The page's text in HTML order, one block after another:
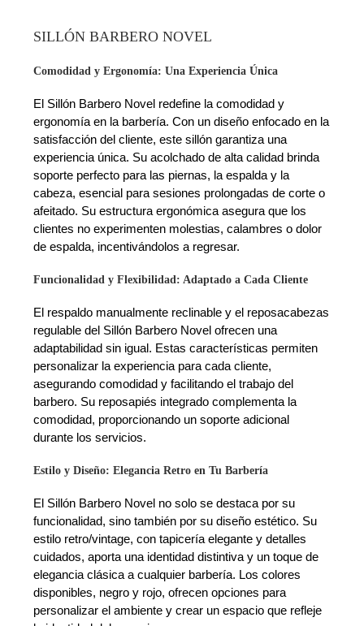
SILLÓN BARBERO NOVEL
Comodidad y Ergonomía: Una Experiencia Única
El Sillón Barbero Novel redefine la comodidad y
ergonomía en la barbería. Con un diseño enfocado en la
satisfacción del cliente, este sillón garantiza una
experiencia única. Su acolchado de alta calidad brinda
soporte perfecto para las piernas, la espalda y la
cabeza, esencial para sesiones prolongadas de corte o
afeitado. Su estructura ergonómica asegura que los
clientes no experimenten molestias, calambres o dolor
de espalda, incentivándolos a regresar.
Funcionalidad y Flexibilidad: Adaptado a Cada Cliente
El respaldo manualmente reclinable y el reposacabezas
regulable del Sillón Barbero Novel ofrecen una
adaptabilidad sin igual. Estas características permiten
personalizar la experiencia para cada cliente,
asegurando comodidad y facilitando el trabajo del
barbero. Su reposapiés integrado complementa la
comodidad, proporcionando un soporte adicional
durante los servicios.
Estilo y Diseño: Elegancia Retro en Tu Barbería
El Sillón Barbero Novel no solo se destaca por su
funcionalidad, sino también por su diseño estético. Su
estilo retro/vintage, con tapicería elegante y detalles
cuidados, aporta una identidad distintiva y un toque de
elegancia clásica a cualquier barbería. Los colores
disponibles, negro y rojo, ofrecen opciones para
personalizar el ambiente y crear un espacio que refleje